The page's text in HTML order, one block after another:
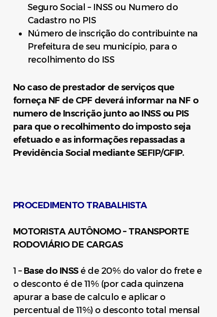
Seguro Social – INSS ou Numero do
Cadastro no PIS
Número de inscrição do contribuinte na
Prefeitura de seu município, para o
recolhimento do ISS
No caso de prestador de serviços que
forneça NF de CPF deverá informar na NF o
numero de Inscrição junto ao INSS ou PIS
para que o recolhimento do imposto seja
efetuado e as informações repassadas a
Previdência Social mediante SEFIP/GFIP.
PROCEDIMENTO TRABALHISTA
MOTORISTA AUTÔNOMO – TRANSPORTE
RODOVIÁRIO DE CARGAS
1 – Base do INSSé de 20% do valor do frete e
o desconto é de 11% (por cada quinzena
apurar a base de calculo e aplicar o
percentual de 11%) o desconto total mensal